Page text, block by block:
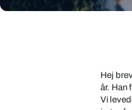
Hej
år. Han
Vi